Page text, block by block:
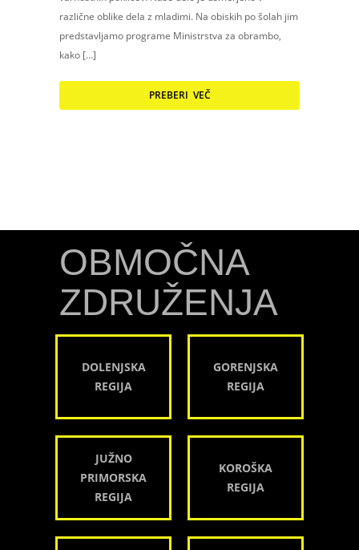
različne oblike dela z mladimi. Na obiskih po šolah jim
predstavljamo programe Ministrstva za obrambo,
kako […]
PREBERI VEČ
OBMOČNA
ZDRUŽENJA
DOLENJSKA
REGIJA
GORENJSKA
REGIJA
JUŽNO
PRIMORSKA
REGIJA
KOROŠKA
REGIJA